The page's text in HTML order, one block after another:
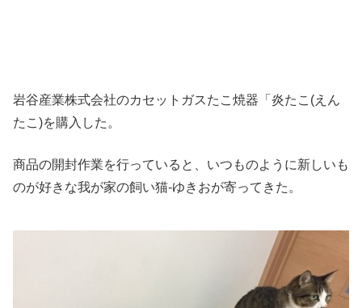
岩谷産業株式会社のカセットガスたこ焼器「炎たこ(えん
たこ)を購入した。
商品の開封作業を行っていると、いつものように新しいも
のが好きな我が家の飼い猫-ゆきおが寄ってきた。